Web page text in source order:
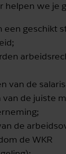
helpen we je
een geschikt
van de
de juiste
de
de WKR